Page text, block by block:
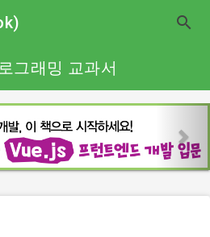
close
search
그래밍 교과서
e
x